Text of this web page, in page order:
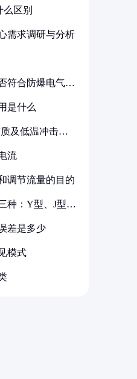
么区别
需求调研与分析
符合防爆电气设
是什么
及低温冲击要
流
调节流量的目的
种：Y型、J型、
差是多少
模式